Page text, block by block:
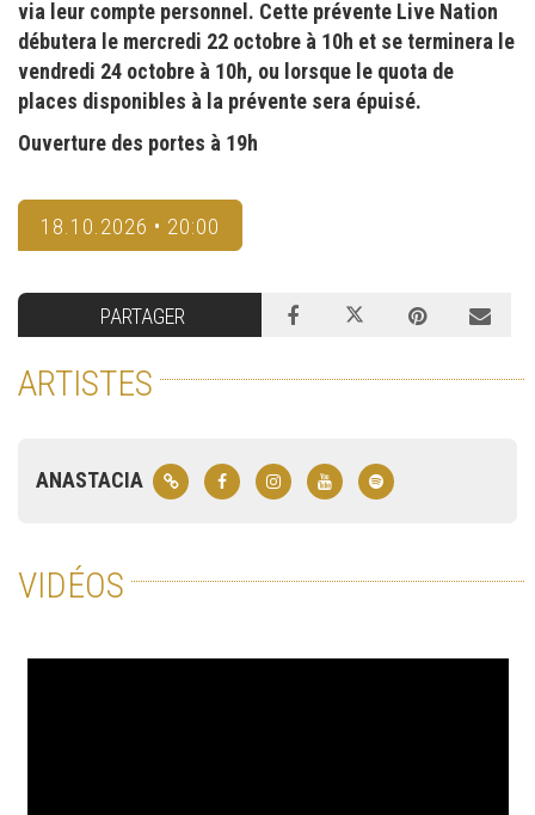
via leur compte personnel. Cette prévente Live Nation
débutera le mercredi 22 octobre à 10h et se terminera le
vendredi 24 octobre à 10h, ou lorsque le quota de
places disponibles à la prévente sera épuisé.
Ouverture des portes à 19h
18.10.2026 • 20:00
PARTAGER
ARTISTES
ANASTACIA
VIDÉOS